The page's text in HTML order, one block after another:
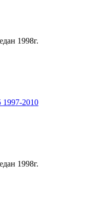
1998г.
1997-2010
1998г.